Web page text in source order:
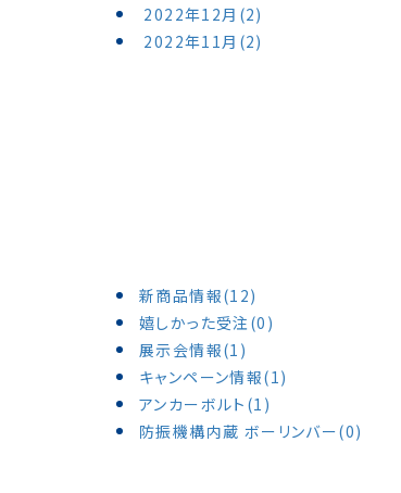
2022年12月(2)
2022年11月(2)
新商品情報(12)
嬉しかった受注(0)
展示会情報(1)
キャンペーン情報(1)
アンカーボルト(1)
防振機構内蔵 ボーリンバー(0)